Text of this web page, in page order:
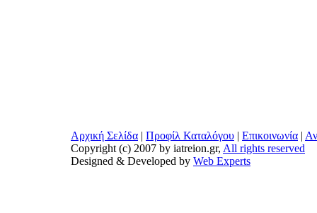
Αρχική Σελίδα | Προφίλ Καταλόγου | Επικοινωνία |
Copyright (c) 2007 by iatreion.gr, All rights reserved
Designed & Developed by Web Experts